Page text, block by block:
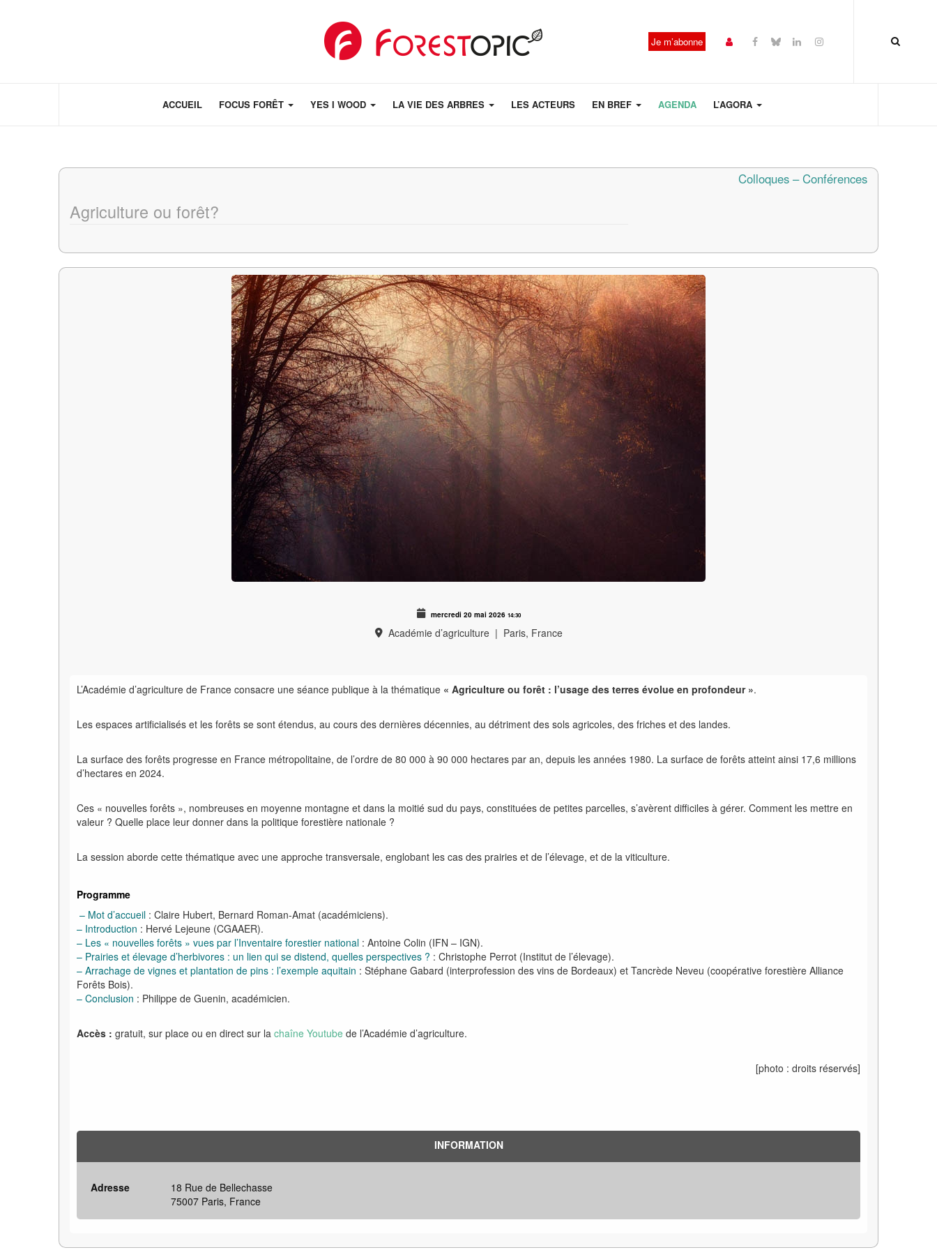
Je m’abonne
ACCUEIL FOCUS FORÊT YES I WOOD LA VIE DES ARBRES LES ACTEURS EN BREF AGENDA L’AGORA
Agriculture ou forêt?
Colloques – Conférences
mercredi 20 mai 2026 14:30
Académie d’agriculture | Paris, France
L’Académie d’agriculture de France consacre une séance publique à la thématique « Agriculture ou forêt : l’usage des terres évolue en profondeur ».
Les espaces artificialisés et les forêts se sont étendus, au cours des dernières décennies, au détriment des sols agricoles, des friches et des landes.
La surface des forêts progresse en France métropolitaine, de l’ordre de 80 000 à 90 000 hectares par an, depuis les années 1980. La surface de forêts atteint ainsi 17,6 millions
d’hectares en 2024.
Ces « nouvelles forêts », nombreuses en moyenne montagne et dans la moitié sud du pays, constituées de petites parcelles, s’avèrent difficiles à gérer. Comment les mettre en
valeur ? Quelle place leur donner dans la politique forestière nationale ?
La session aborde cette thématique avec une approche transversale, englobant les cas des prairies et de l’élevage, et de la viticulture.
Programme
– Mot d’accueil : Claire Hubert, Bernard Roman-Amat (académiciens).
– Introduction : Hervé Lejeune (CGAAER).
– Les « nouvelles forêts » vues par l’Inventaire forestier national : Antoine Colin (IFN – IGN).
– Prairies et élevage d’herbivores : un lien qui se distend, quelles perspectives ? : Christophe Perrot (Institut de l’élevage).
– Arrachage de vignes et plantation de pins : l’exemple aquitain : Stéphane Gabard (interprofession des vins de Bordeaux) et Tancrède Neveu (coopérative forestière Alliance
Forêts Bois).
– Conclusion : Philippe de Guenin, académicien.
Accès : gratuit, sur place ou en direct sur la chaîne Youtube de l’Académie d’agriculture.
[photo : droits réservés]
INFORMATION
Adresse
18 Rue de Bellechasse
75007 Paris, France